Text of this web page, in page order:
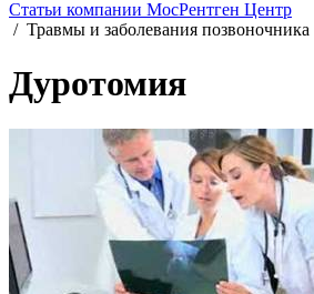
Статьи компании МосРентген Центр
/ Травмы и заболевания позвоночника
Дуротомия